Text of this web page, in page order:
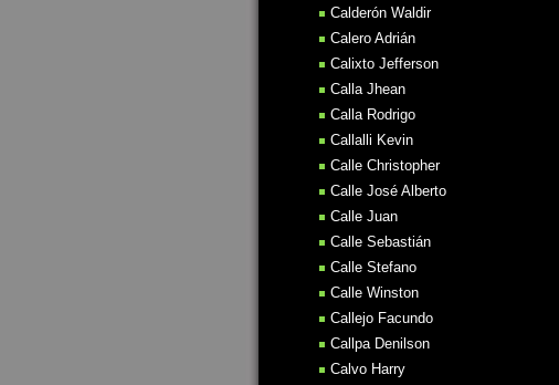
Calderón Waldir
Calero Adrián
Calixto Jefferson
Calla Jhean
Calla Rodrigo
Callalli Kevin
Calle Christopher
Calle José Alberto
Calle Juan
Calle Sebastián
Calle Stefano
Calle Winston
Callejo Facundo
Callpa Denilson
Calvo Harry